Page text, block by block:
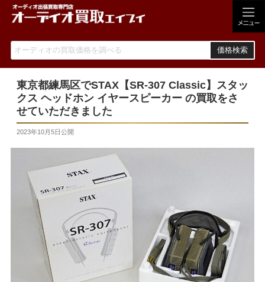
価格検索
東京都練馬区でSTAX【SR-307 Classic】スタッ
クス ヘッドホン イヤースピーカー の買取をさ
せていただきました
2023年10月5日公開